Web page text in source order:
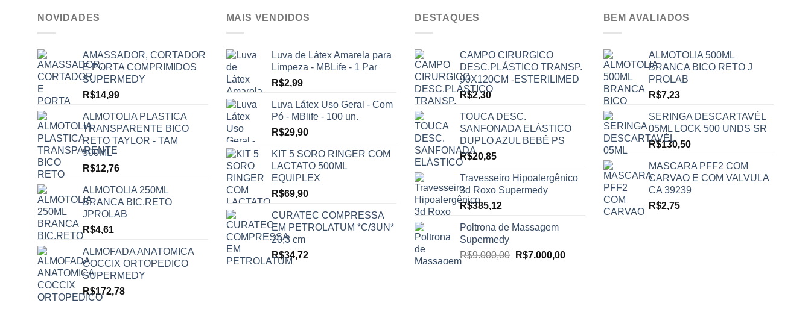
NOVIDADES
AMASSADOR, CORTADOR
E PORTA COMPRIMIDOS
SUPERMEDY
R$14,99
ALMOTOLIA PLASTICA
TRANSPARENTE BICO
RETO TAYLOR - TAM
500ML
R$12,76
ALMOTOLIA 250ML
BRANCA BIC.RETO
JPROLAB
R$4,61
ALMOFADA ANATOMICA
COCCIX ORTOPEDICO
SUPERMEDY
R$172,78
MAIS VENDIDOS
Luva de Látex Amarela para
Limpeza - MBLife - 1 Par
R$2,99
Luva Látex Uso Geral - Com
Pó - MBlife - 100 un.
R$29,90
KIT 5 SORO RINGER COM
LACTATO 500ML
EQUIPLEX
R$69,90
CURATEC COMPRESSA
EM PETROLATUM *C/3UN*
20,3 cm
R$34,72
DESTAQUES
CAMPO CIRURGICO
DESC.PLÁSTICO TRANSP.
90X120CM -ESTERILIMED
R$2,30
TOUCA DESC.
SANFONADA ELÁSTICO
DUPLO AZUL BEBÊ PS
R$20,85
Travesseiro Hipoalergênico
3d Roxo Supermedy
R$385,12
Poltrona de Massagem
Supermedy
R$9.000,00 O
R$7.000,00O
BEM AVALIADOS
ALMOTOLIA 500ML
BRANCA BICO RETO J
PROLAB
R$7,23
SERINGA DESCARTAVÉL
05ML LOCK 500 UNDS SR
R$130,50
MASCARA PFF2 COM
CARVAO E COM VALVULA
CA 39239
R$2,75